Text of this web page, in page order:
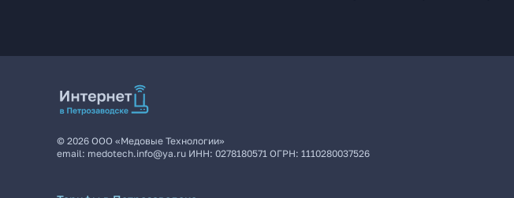
© 2026 ООО «Медовые Технологии»
email: medotech.info@ya.ru ИНН: 0278180571 ОГРН: 1110280037526